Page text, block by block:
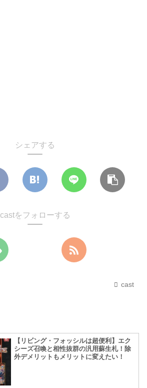
シェアする
castをフォローする
cast
【リビング・フォッシルは超便利】エク
シーズ召喚と相性抜群の汎用蘇生札！除
外デメリットもメリットに変えたい！